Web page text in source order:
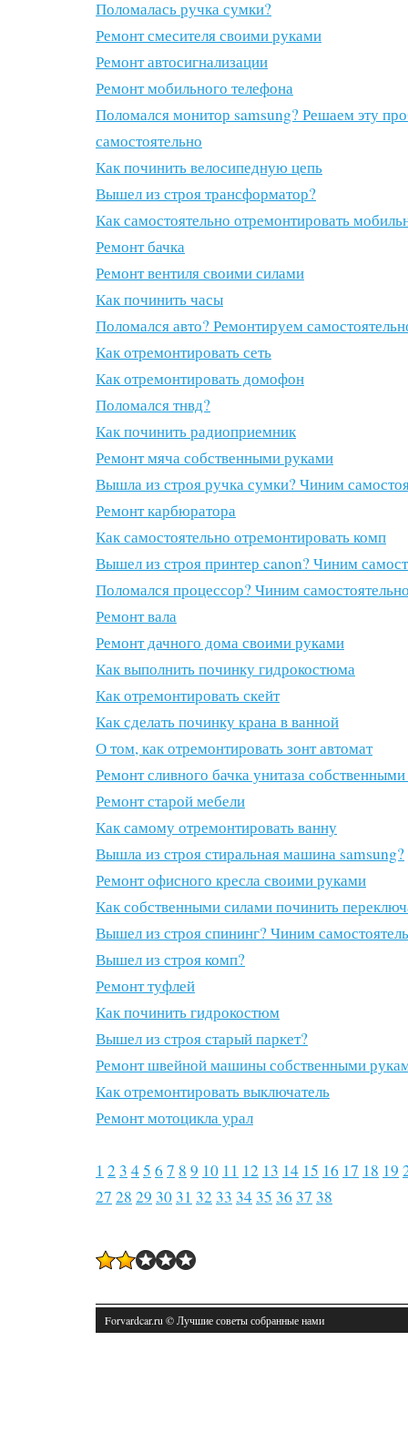
Поломалась ручка сумки?
Ремонт смесителя своими руками
Ремонт автосигнализации
Ремонт мобильного телефона
Поломался монитор samsung? Решаем эту
самостоятельно
Как починить велосипедную цепь
Вышел из строя трансформатор?
Как самостоятельно отремонтировать
Ремонт бачка
Ремонт вентиля своими силами
Как починить часы
Поломался авто? Ремонтируем
Как отремонтировать сеть
Как отремонтировать домофон
Поломался тнвд?
Как починить радиоприемник
Ремонт мяча собственными руками
Вышла из строя ручка сумки? Чиним
Ремонт карбюратора
Как самостоятельно отремонтировать комп
Вышел из строя принтер canon? Чиним
Поломался процессор? Чиним
Ремонт вала
Ремонт дачного дома своими руками
Как выполнить починку гидрокостюма
Как отремонтировать скейт
Как сделать починку крана в ванной
О том, как отремонтировать зонт автомат
Ремонт сливного бачка унитаза
Ремонт старой мебели
Как самому отремонтировать ванну
Вышла из строя стиральная машина samsung?
Ремонт офисного кресла своими руками
Как собственными силами починить
Вышел из строя спининг? Чиним
Вышел из строя комп?
Ремонт туфлей
Как починить гидрокостюм
Вышел из строя старый паркет?
Ремонт швейной машины собственными
Как отремонтировать выключатель
Ремонт мотоцикла урал
1 2 3 45 6 7 8 9 10 11 12 13 14 15 16 17 18 19
27 28 29 30 31 32 33 34 35 36 37 38
Forvardcar.ru © Лучшие советы собранные нами